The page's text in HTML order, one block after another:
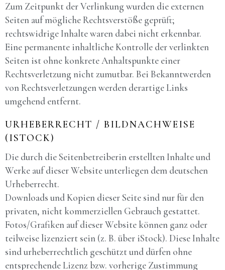
Zum Zeitpunkt der Verlinkung wurden die externen
Seiten auf mögliche Rechtsverstöße geprüft;
rechtswidrige Inhalte waren dabei nicht erkennbar.
Eine permanente inhaltliche Kontrolle der verlinkten
Seiten ist ohne konkrete Anhaltspunkte einer
Rechtsverletzung nicht zumutbar. Bei Bekanntwerden
von Rechtsverletzungen werden derartige Links
umgehend entfernt.
URHEBERRECHT / BILDNACHWEISE
(ISTOCK)
Die durch die Seitenbetreiberin erstellten Inhalte und
Werke auf dieser Website unterliegen dem deutschen
Urheberrecht.
Downloads und Kopien dieser Seite sind nur für den
privaten, nicht kommerziellen Gebrauch gestattet.
Fotos/Grafiken auf dieser Website können ganz oder
teilweise lizenziert sein (z. B. über iStock). Diese Inhalte
sind urheberrechtlich geschützt und dürfen ohne
entsprechende Lizenz bzw. vorherige Zustimmung